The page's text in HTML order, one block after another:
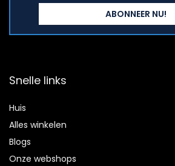
Snelle links
Huis
Alles winkelen
Blogs
Onze webshops